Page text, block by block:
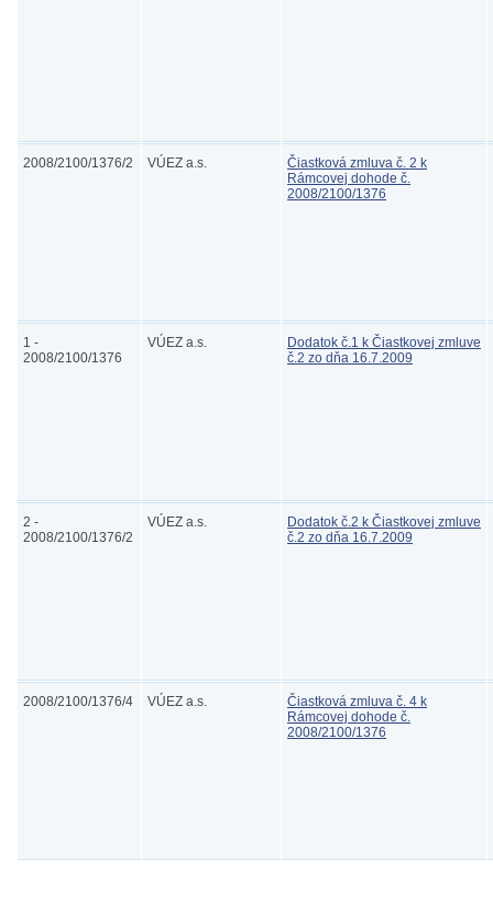
2008/2100/1376/2 VÚEZ a.s.
Čiastková zmluva č. 2 k
Rámcovej dohode č.
2008/2100/1376
1 -
2008/2100/1376
VÚEZ a.s.
Dodatok č.1 k Čiastkovej zmluve
č.2 zo dňa 16.7.2009
2 -
2008/2100/1376/2
VÚEZ a.s.
Dodatok č.2 k Čiastkovej zmluve
č.2 zo dňa 16.7.2009
2008/2100/1376/4 VÚEZ a.s.
Čiastková zmluva č. 4 k
Rámcovej dohode č.
2008/2100/1376